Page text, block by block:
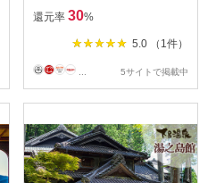
ウトドア 旅行
還元率 30%
5.0 （1件）
5サイトで掲載中